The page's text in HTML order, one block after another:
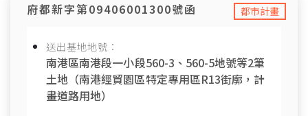
都市計畫
府都新字第09406001300號函
送出基地地號：
南港區南港段一小段560-3、560-5地號等2筆
土地（南港經貿園區特定專用區R13街廓，計
畫道路用地）